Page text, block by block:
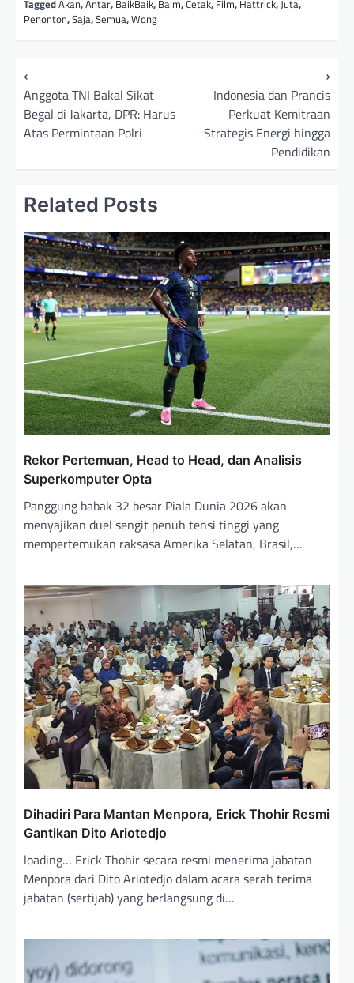
TaggedAkan,Antar, BaikBaik, Baim,Cetak, Film, Hattrick, Juta,
Penonton,Saja,Semua,Wong
N
g
⟵
Anggota TNI Bakal Sikat
Begal di Jakarta, DPR: Harus
Atas Permintaan Polri
Indonesia dan Prancis
Perkuat Kemitraan
Strategis Energi hingga
Pendidikan
⟶
Related Posts
Rekor Pertemuan, Head to Head, dan Analisis
Superkomputer Opta
Panggung babak 32 besar Piala Dunia 2026 akan
menyajikan duel sengit penuh tensi tinggi yang
mempertemukan raksasa Amerika Selatan, Brasil,…
Dihadiri Para Mantan Menpora, Erick Thohir Resmi
Gantikan Dito Ariotedjo
loading… Erick Thohir secara resmi menerima jabatan
Menpora dari Dito Ariotedjo dalam acara serah terima
jabatan (sertijab) yang berlangsung di…